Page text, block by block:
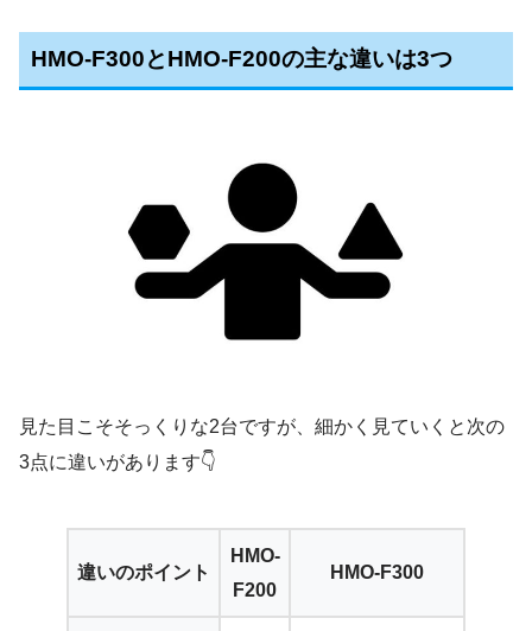
HMO-F300とHMO-F200の主な違いは3つ
見た目こそそっくりな2台ですが、細かく見ていくと次の
3点に違いがあります👇
違いのポイント
HMO-
F200
HMO-F300